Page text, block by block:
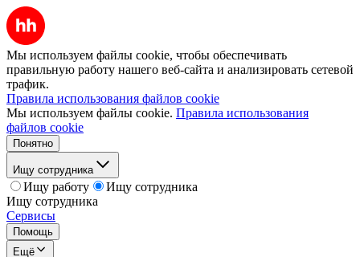
Мы используем файлы cookie, чтобы обеспечивать
правильную работу нашего веб-сайта и анализировать сетевой
трафик.
Правила использования файлов cookie
Мы используем файлы cookie. Правила использования
файлов cookie
Понятно
Ищу сотрудника
Ищу работу
Ищу сотрудника
Ищу сотрудника
Сервисы
Помощь
Ещё